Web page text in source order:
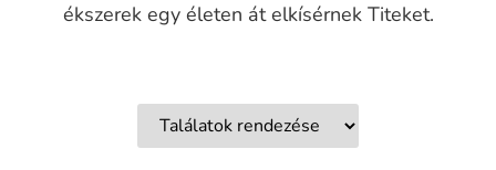
ékszerek egy életen át elkísérnek Titeket.